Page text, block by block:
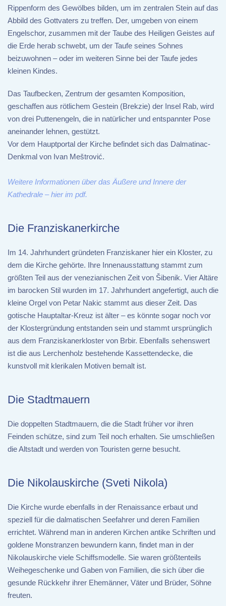
Rippenform des Gewölbes bilden, um im zentralen Stein auf das
Abbild des Gottvaters zu treffen. Der, umgeben von einem
Engelschor, zusammen mit der Taube des Heiligen Geistes auf
die Erde herab schwebt, um der Taufe seines Sohnes
beizuwohnen – oder im weiteren Sinne bei der Taufe jedes
kleinen Kindes.
Das Taufbecken, Zentrum der gesamten Komposition,
geschaffen aus rötlichem Gestein (Brekzie) der Insel Rab, wird
von drei Puttenengeln, die in natürlicher und entspannter Pose
aneinander lehnen, gestützt.
Vor dem Hauptportal der Kirche befindet sich das Dalmatinac-
Denkmal von Ivan Meštrović.
Weitere Informationen über das Äußere und Innere der
Kathedrale – hier im pdf.
Die Franziskanerkirche
Im 14. Jahrhundert gründeten Franziskaner hier ein Kloster, zu
dem die Kirche gehörte. Ihre Innenausstattung stammt zum
größten Teil aus der venezianischen Zeit von Šibenik. Vier Altäre
im barocken Stil wurden im 17. Jahrhundert angefertigt, auch die
kleine Orgel von Petar Nakic stammt aus dieser Zeit. Das
gotische Hauptaltar-Kreuz ist älter – es könnte sogar noch vor
der Klostergründung entstanden sein und stammt ursprünglich
aus dem Franziskanerkloster von Brbir. Ebenfalls sehenswert
ist die aus Lerchenholz bestehende Kassettendecke, die
kunstvoll mit klerikalen Motiven bemalt ist.
Die Stadtmauern
Die doppelten Stadtmauern, die die Stadt früher vor ihren
Feinden schütze, sind zum Teil noch erhalten. Sie umschließen
die Altstadt und werden von Touristen gerne besucht.
Die Nikolauskirche (Sveti Nikola)
Die Kirche wurde ebenfalls in der Renaissance erbaut und
speziell für die dalmatischen Seefahrer und deren Familien
errichtet. Während man in anderen Kirchen antike Schriften und
goldene Monstranzen bewundern kann, findet man in der
Nikolauskirche viele Schiffsmodelle. Sie waren größtenteils
Weihegeschenke und Gaben von Familien, die sich über die
gesunde Rückkehr ihrer Ehemänner, Väter und Brüder, Söhne
freuten.